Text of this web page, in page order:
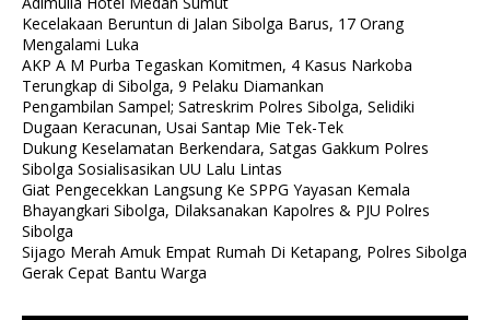
Kecelakaan Beruntun di Jalan Sibolga Barus, 17 Orang
Mengalami Luka
AKP A M Purba Tegaskan Komitmen, 4 Kasus Narkoba
Terungkap di Sibolga, 9 Pelaku Diamankan
Pengambilan Sampel; Satreskrim Polres Sibolga, Selidiki
Dugaan Keracunan, Usai Santap Mie Tek-Tek
Dukung Keselamatan Berkendara, Satgas Gakkum Polres
Sibolga Sosialisasikan UU Lalu Lintas
Giat Pengecekkan Langsung Ke SPPG Yayasan Kemala
Bhayangkari Sibolga, Dilaksanakan Kapolres & PJU Polres
Sibolga
Sijago Merah Amuk Empat Rumah Di Ketapang, Polres Sibolga
Gerak Cepat Bantu Warga